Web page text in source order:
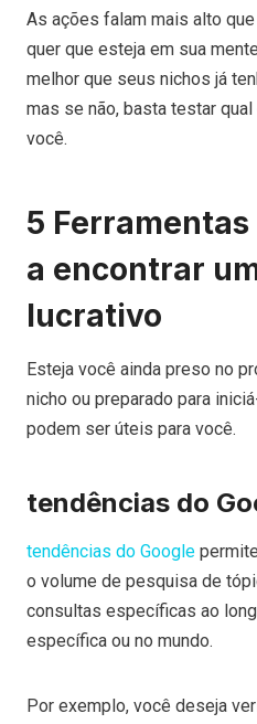
As ações falam mais alto
quer que esteja em sua
melhor que seus nichos já
mas se não, basta testar
você.
5
a encontrar
lucrativo
Esteja você ainda preso no
nicho ou preparado para
podem ser úteis para você.
tendências do
tendências do Google
o volume de pesquisa de
consultas específicas ao
específica ou no mundo.
Por exemplo, você deseja